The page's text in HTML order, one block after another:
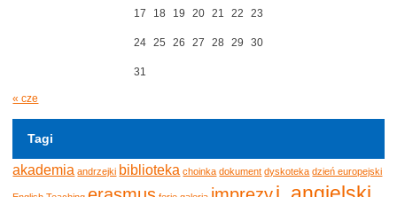
17 18 19 20 21 22 23
24 25 26 27 28 29 30
31
« cze
Tagi
akademia andrzejki biblioteka choinka dokument dyskoteka dzień europejski